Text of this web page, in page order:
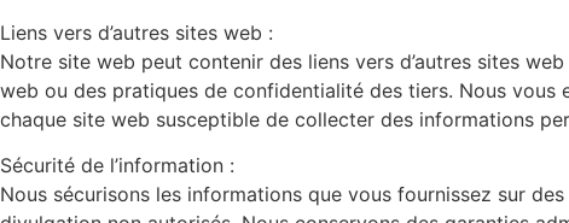
Liens vers d’autres sites web :
Notre site web peut contenir des liens vers d’autres sites
web ou des pratiques de confidentialité des tiers. Nous
chaque site web susceptible de collecter des informations
Sécurité de l’information :
Nous sécurisons les informations que vous fournissez sur